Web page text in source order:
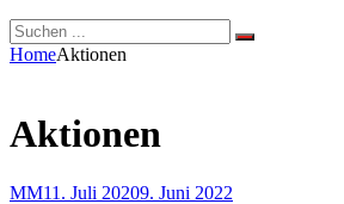
Search
Search
Search
for:
Site
HomeAktionen
Aktionen
By
MMPosted
11. Juli 20209. Juni 2022